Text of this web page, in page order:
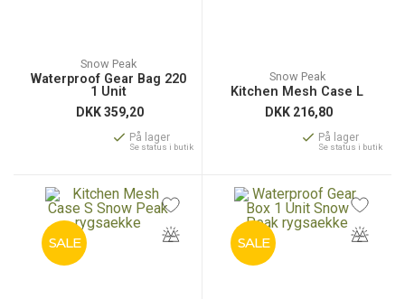
Snow Peak
Waterproof Gear Bag 220
1 Unit
DKK359,20
På lager
Se status i butik
Snow Peak
Kitchen Mesh Case L
DKK 216,80
På lager
Se status i butik
SALE SALE